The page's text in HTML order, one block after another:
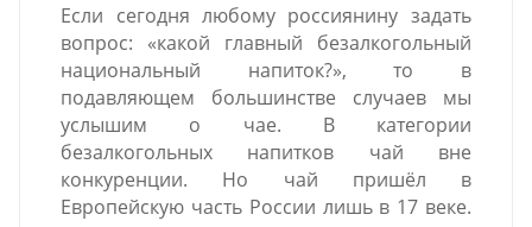
Если сегодня любому россиянину задать
вопрос: «какой главный безалкогольный
национальный напиток?», то в
подавляющем большинстве случаев мы
услышим о чае. В категории
безалкогольных напитков чай вне
конкуренции. Но чай пришёл в
Европейскую часть России лишь в 17 веке.